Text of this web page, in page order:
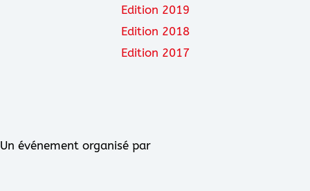
Edition 2019
Edition 2018
Edition 2017
Un événement organisé par